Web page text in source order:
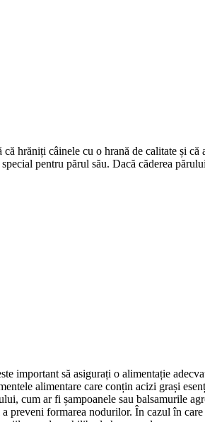
hrăniți câinele cu o hrană de calitate și că
pentru părul său. Dacă căderea
important să asigurați o alimentație
alimentare care conțin acizi grași
cum ar fi șampoanele sau balsamurile
preveni formarea nodurilor. În cazul în care